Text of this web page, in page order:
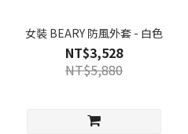
補
女裝 BEARY 防風外套 - 白色
NT$3,528
NT$5,880